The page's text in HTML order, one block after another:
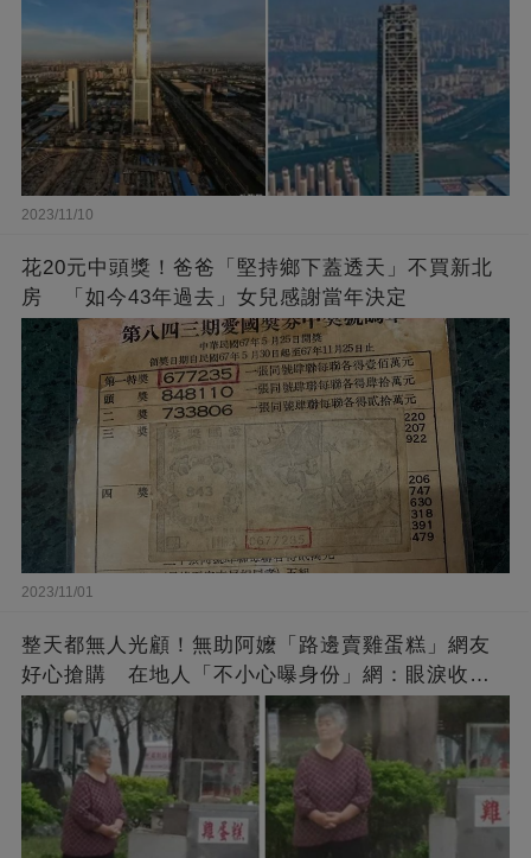
2023/11/10
花20元中頭獎！爸爸「堅持鄉下蓋透天」不買新北
房 「如今43年過去」女兒感謝當年決定
2023/11/01
整天都無人光顧！無助阿嬤「路邊賣雞蛋糕」網友
好心搶購 在地人「不小心曝身份」網：眼淚收回
來了